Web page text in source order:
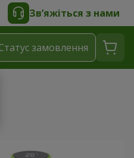
Зв’яжіться з нами
замовлення